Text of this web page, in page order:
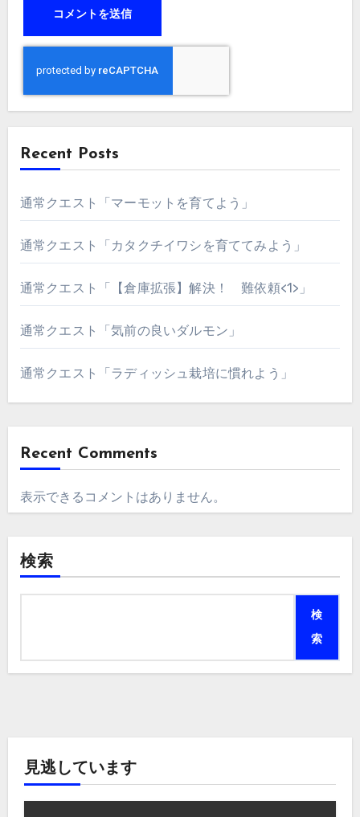
Recent Posts
通常クエスト「マーモットを育てよう」
通常クエスト「カタクチイワシを育ててみよう」
通常クエスト「【倉庫拡張】解決！ 難依頼<1>」
通常クエスト「気前の良いダルモン」
通常クエスト「ラディッシュ栽培に慣れよう」
Recent Comments
表示できるコメントはありません。
検索
検
索
見逃しています